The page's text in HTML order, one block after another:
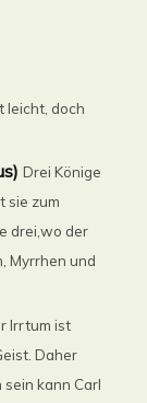
leicht, doch
Drei Könige
sie zum
drei,wo der
Myrrhen und
Irrtum ist
Daher
kann Carl